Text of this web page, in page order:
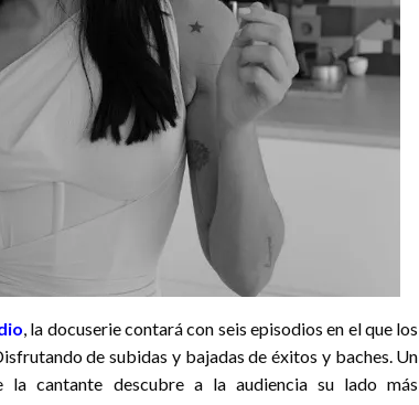
, la docuserie contará con seis episodios en el que los
de subidas y bajadas de éxitos y baches. Un
cantante descubre a la audiencia su lado más